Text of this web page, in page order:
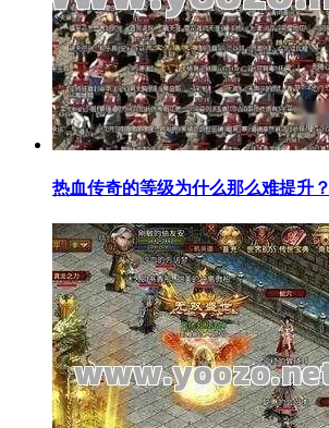
热血传奇的等级为什么那么难提升？